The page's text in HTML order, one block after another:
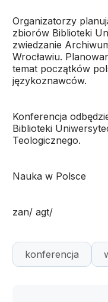
Organizatorzy
zbiorów Biblioteki
zwiedzanie
Wrocławiu.
temat początków
językoznawców.
Konferencja
Biblioteki
Teologicznego.
Nauka w Polsce
zan/ agt/
konferencja